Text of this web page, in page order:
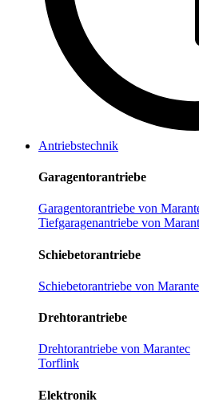
Antriebstechnik
Garagentorantriebe
Garagentorantriebe von
Tiefgaragenantriebe von
Schiebetorantriebe
Schiebetorantriebe von
Drehtorantriebe
Drehtorantriebe von Marantec
Torflink
Elektronik